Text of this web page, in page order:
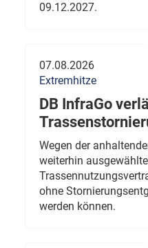
09.12.2027.
07.08.2026
Extremhitze
DB InfraGo
Wegen der
weiterhin
ohne
werden können.